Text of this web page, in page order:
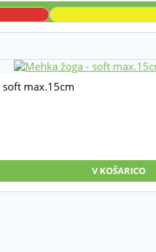
V KOŠARICO
soft max.15cm
V KOŠARICO